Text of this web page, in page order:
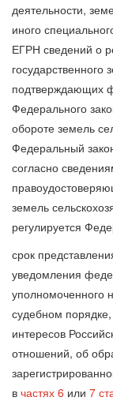
деятельности,
иного
ЕГРН сведений о
государственного
подтверждающих
Федерального
обороте земель
Федеральный
согласно
земель
регулируется
срок
уведомления
уполномоченного
судебном
интересов
отношений, об
в частях 6 или 7